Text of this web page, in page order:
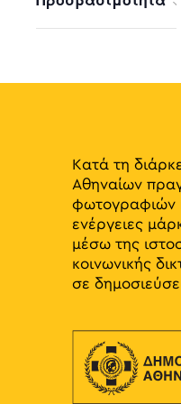
Κατά τη
Αθηναίων
φωτογραφιών
ενέργειες
μέσω της
κοινωνικής
σε